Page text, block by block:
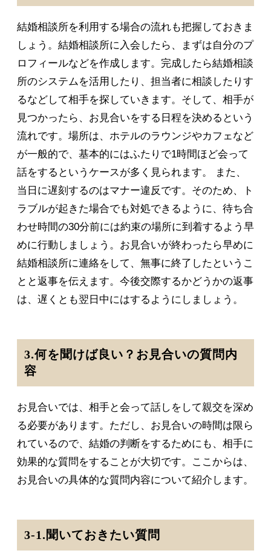
結婚相談所を利用する場合の流れも把握しておきま
しょう。結婚相談所に入会したら、まずは自分のプ
ロフィールなどを作成します。完成したら結婚相談
所のシステムを活用したり、担当者に相談したりす
るなどして相手を探していきます。そして、相手が
見つかったら、お見合いをする日程を決めるという
流れです。場所は、ホテルのラウンジやカフェなど
が一般的で、基本的にはふたりで1時間ほど会って
話をするというケースが多く見られます。 また、
当日に遅刻するのはマナー違反です。そのため、ト
ラブルが起きた場合でも対処できるように、待ち合
わせ時間の30分前には約束の場所に到着するよう早
めに行動しましょう。お見合いが終わったら早めに
結婚相談所に連絡をして、無事に終了したというこ
とと返事を伝えます。今後交際するかどうかの返事
は、遅くとも翌日中にはするようにしましょう。
3.何を聞けば良い？お見合いの質問内
容
お見合いでは、相手と会って話しをして親交を深め
る必要があります。ただし、お見合いの時間は限ら
れているので、結婚の判断をするためにも、相手に
効果的な質問をすることが大切です。ここからは、
お見合いの具体的な質問内容について紹介します。
3-1.聞いておきたい質問